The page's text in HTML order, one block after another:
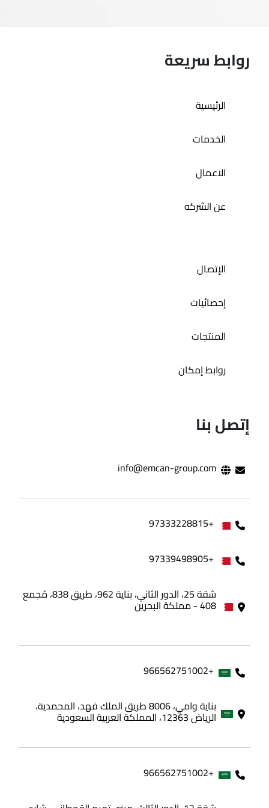
روابط سريعة
الرئيسية
الخدمات
الاعمال
عن الشركه
الإتصال
إحصائيات
المنتجات
روابط إمكان
إتصل بنا
info@emcan-group.com
+97333228815
+97339498905
شقة 25، الدور الثاني، بناية 962، طريق 838، مُجمع
408 - مملكة البحرين
+966562751002
بناية وامي، 8006 طريق الملك فهد، المحمدية،
الرياض 12363، المملكة العربية السعودية
+966562751002